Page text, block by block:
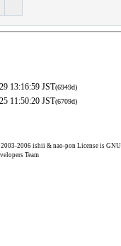
13:16:59 JST(6949d)
11:50:20 JST(6709d)
2006 ishii & nao-pon License is
Team